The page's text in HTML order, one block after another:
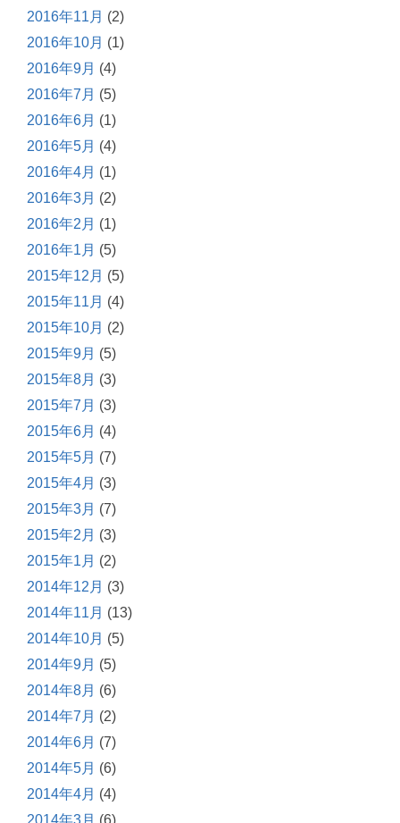
2016年11月 (2)
2016年10月 (1)
2016年9月 (4)
2016年7月 (5)
2016年6月 (1)
2016年5月 (4)
2016年4月 (1)
2016年3月 (2)
2016年2月 (1)
2016年1月 (5)
2015年12月 (5)
2015年11月 (4)
2015年10月 (2)
2015年9月 (5)
2015年8月 (3)
2015年7月 (3)
2015年6月 (4)
2015年5月 (7)
2015年4月 (3)
2015年3月 (7)
2015年2月 (3)
2015年1月 (2)
2014年12月 (3)
2014年11月 (13)
2014年10月 (5)
2014年9月 (5)
2014年8月 (6)
2014年7月 (2)
2014年6月 (7)
2014年5月 (6)
2014年4月 (4)